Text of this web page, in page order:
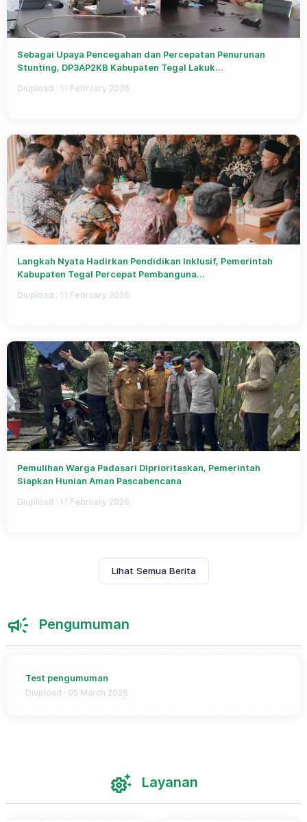
Sebagai Upaya Pencegahan dan Percepatan Penurunan
Stunting, DP3AP2KB Kabupaten Tegal Lakuk...
Diupload : 11 February 2026
Langkah Nyata Hadirkan Pendidikan Inklusif, Pemerintah
Kabupaten Tegal Percepat Pembanguna...
Diupload : 11 February 2026
Pemulihan Warga Padasari Diprioritaskan, Pemerintah
Siapkan Hunian Aman Pascabencana
Diupload : 11 February 2026
Lihat Semua Berita
Pengumuman
Test pengumuman
Diupload : 05 March 2026
Layanan